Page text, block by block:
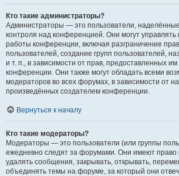
Кто такие администраторы?
Администраторы — это пользователи,
контроля над конференцией. Они могут управлять
работы конференции, включая разграничение
пользователей, создание групп пользователей,
и т. п., в зависимости от прав, предоставленных
конференции. Они также могут обладать всеми
модераторов во всех форумах, в зависимости от
произведённых создателем конференции.
Вернуться к началу
Кто такие модераторы?
Модераторы — это пользователи (или группы
ежедневно следят за форумами. Они имеют право
удалять сообщения, закрывать, открывать,
объединять темы на форуме, за который они